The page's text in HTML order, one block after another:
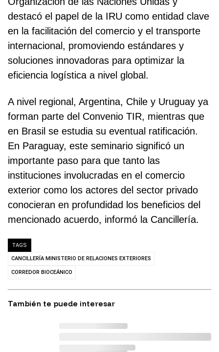
destacó el papel de la IRU como entidad clave
en la facilitación del comercio y el transporte
internacional, promoviendo estándares y
soluciones innovadoras para optimizar la
eficiencia logística a nivel global.
A nivel regional, Argentina, Chile y Uruguay ya
forman parte del Convenio TIR, mientras que
en Brasil se estudia su eventual ratificación.
En Paraguay, este seminario significó un
importante paso para que tanto las
instituciones involucradas en el comercio
exterior como los actores del sector privado
conocieran en profundidad los beneficios del
mencionado acuerdo, informó la Cancillería.
TAGS
CANCILLERÍA MINISTERIO DE RELACIONES EXTERIORES
CORREDOR BIOCEÁNICO
También te puede interesar